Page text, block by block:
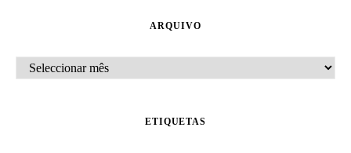
ARQUIVO
ARQUIVO
ETIQUETAS